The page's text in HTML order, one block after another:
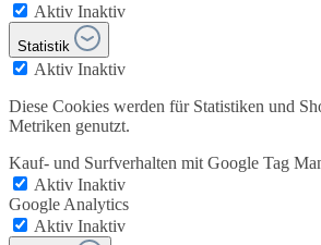
Aktiv Inaktiv
Statistik
Aktiv Inaktiv
Diese Cookies werden für Statistiken und
Metriken genutzt.
Kauf- und Surfverhalten mit Google Tag
Aktiv Inaktiv
Google Analytics
Aktiv Inaktiv